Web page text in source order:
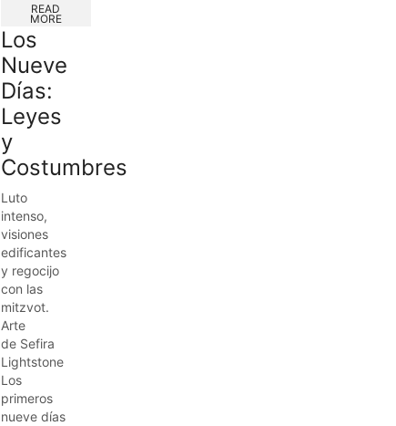
READ
MORE
Los
Nueve
Días:
Leyes
y
Costumbres
Luto
intenso,
visiones
edificantes
y regocijo
con las
mitzvot.
Arte
de Sefira
Lightstone
Los
primeros
nueve días